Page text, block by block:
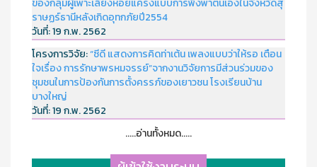
ของกลุ่มผู้เพาะเลี้ยงหอยแครงแบบการพึ่งพาตนเองในจังหวัดสุ
ราษฏร์ธานีหลังเกิดอุทกภัยปี2554
วันที่:19 ก.พ. 2562
โครงการวิจัย:“ซีดี แสดงการคิดท่าเต้น เพลงแบบว่าให้รอ เตือน
ใจเรื่อง การรักษาพรหมจรรย์”จากงานวิจัยการมีส่วนร่วมของ
ชุมชนในการป้องกันการตั้งครรภ์ของเยาวชน โรงเรียนบ้าน
บางใหญ่
วันที่:19 ก.พ. 2562
.....อ่านทั้งหมด.....